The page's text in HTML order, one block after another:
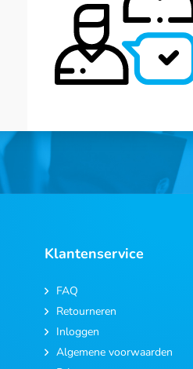
Klantenservice
FAQ
Retourneren
Inloggen
Algemene voorwaarden